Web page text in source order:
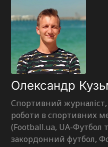
Олександр
Спортивний журналіст,
роботи в спортивних
(Football.ua, UA-Футбол
закордонний футбол,